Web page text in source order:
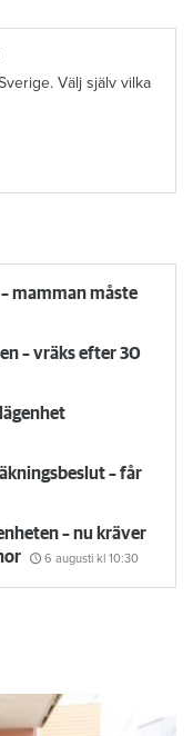
Välj själv vilka
mamman måste
– vräks efter 30
– får
– nu kräver
6 augusti kl 10:30